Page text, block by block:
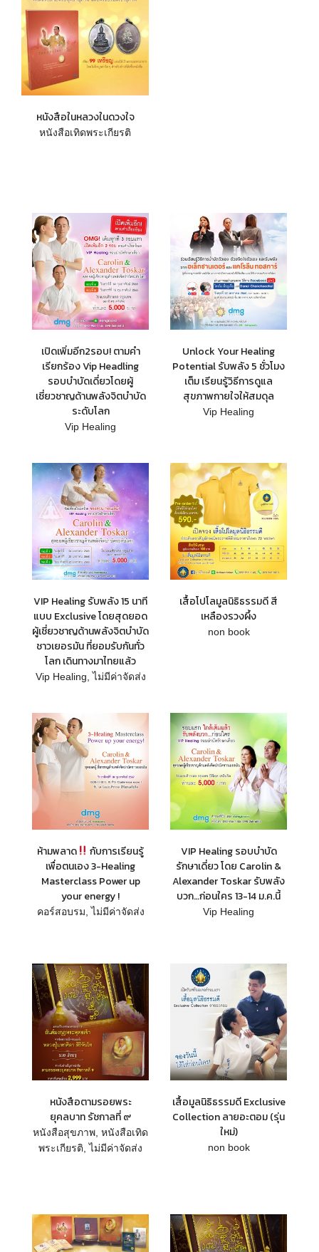
หนังสือในหลวงในดวงใจ
หนังสือเทิดพระเกียรติ
เปิดเพิ่มอีก2รอบ! ตามคำ
เรียกร้อง Vip Headling
รอบบำบัดเดี่ยวโดยผู้
เชี่ยวชาญด้านพลังจิตบำบัด
ระดับโลก
Vip Healing
Unlock Your Healing
Potential รับพลัง 5 ชั่วโมง
เต็ม เรียนรู้วิธีการดูแล
สุขภาพกายใจให้สมดุล
Vip Healing
VIP Healing รับพลัง 15 นาที
แบบ Exclusive โดยสุดยอด
ผู้เชี่ยวชาญด้านพลังจิตบำบัด
ชาวเยอรมัน ที่ยอมรับกันทั่ว
โลก เดินทางมาไทยแล้ว
Vip Healing ,ไม่มีค่าจัดส่ง
เสื้อโปโลมูลนิธิธรรมดี สี
เหลืองรวงผึ้ง
non book
ห้ามพลาด
กับการเรียนรู้
เพื่อตนเอง 3-Healing
Masterclass Power up
your energy !
คอร์สอบรม ,ไม่มีค่าจัดส่ง
VIP Healing รอบบำบัด
รักษาเดี่ยว โดย Carolin &
Alexander Toskar รับพลัง
บวก…ก่อนใคร 13-14 ม.ค.นี้
Vip Healing
หนังสือตามรอยพระ
ยุคลบาท รัชกาลที่ ๙
หนังสือสุขภาพ หนังสือเทิด
พระเกียรติ ,ไม่มีค่าจัดส่ง
เสื้อมูลนิธิธรรมดี Exclusive
Collection ลายอะตอม (รุ่น
ใหม่)
non book